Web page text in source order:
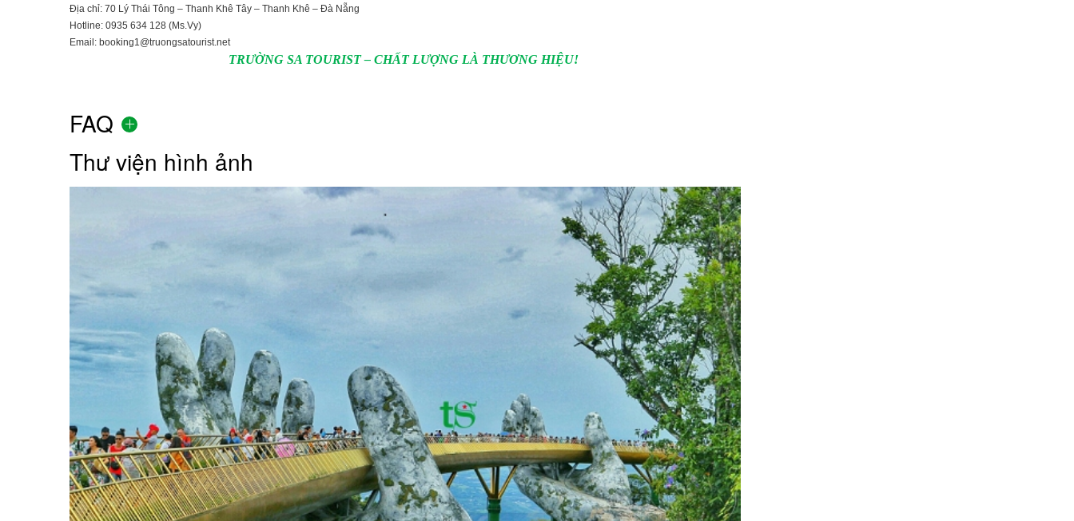
Địa chỉ: 70 Lý Thái Tông – Thanh Khê Tây – Thanh Khê – Đà Nẵng
Hotline: 0935 634 128 (Ms.Vy)
Email: booking1@truongsatourist.net
TRƯỜNG SA TOURIST – CHẤT LƯỢNG LÀ THƯƠNG HIỆU!
FAQ
Thư viện hình ảnh